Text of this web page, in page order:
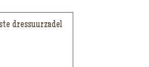
dressuurzadel